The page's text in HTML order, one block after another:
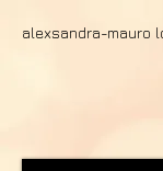
alexsandra-mauro